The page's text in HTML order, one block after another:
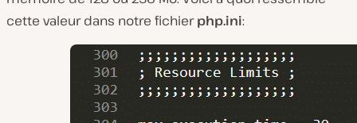
cette valeur dans notre fichierphp.ini: